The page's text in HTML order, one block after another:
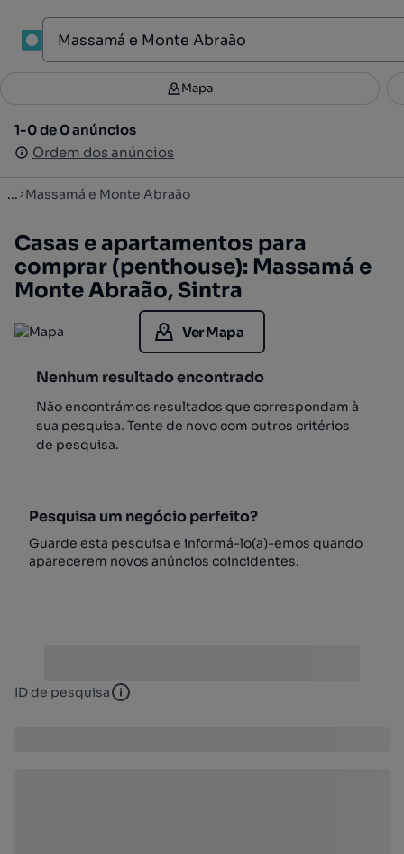
Filtros 2
1-0 de 0 anúncios
Ordem dos anúncios
Mapa
1-0 de 0 anúncios
Ordem dos anúncios
... Massamá e Monte Abraão
Casas e apartamentos para
comprar (penthouse): Massamá e
Monte Abraão, Sintra
Ver Mapa
Nenhum resultado encontrado
Não encontrámos resultados que correspondam à
sua pesquisa. Tente de novo com outros critérios
de pesquisa.
Pesquisa um negócio perfeito?
Guarde esta pesquisa e informá-lo(a)-emos quando
aparecerem novos anúncios coincidentes.
ID de pesquisa ID de pesquisa